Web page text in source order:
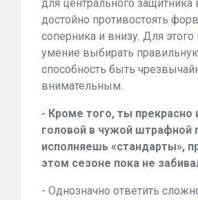
для центрального
достойно противостоять
соперника и внизу. Для
умение выбирать
способность быть
внимательным.
- Кроме того, ты прекрасно
головой в чужой штрафной
исполняешь «стандарты»,
этом сезоне пока не
- Однозначно ответить